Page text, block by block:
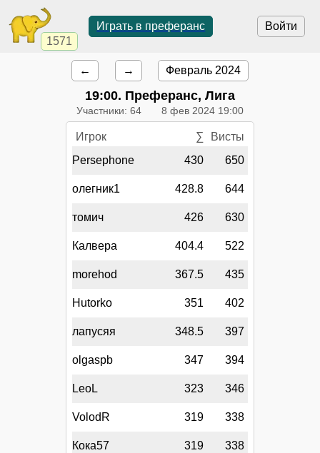
1571
Войти
Играть в преферанс
← → Февраль 2024
19:00. Преферанс, Лига
Участники: 64 8 фев 2024 19:00
Игрок ∑
Висты
Persephone
430 650
олегник1 428.8 644
томич 426 630
Калвера 404.4 522
morehod 367.5 435
Hutorko 351 402
лапусяя 348.5 397
olgaspb 347 394
LeoL 323 346
VolodR 319 338
Кока57 319 338